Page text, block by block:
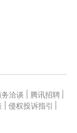
洽谈 腾讯招聘
侵权投诉指引